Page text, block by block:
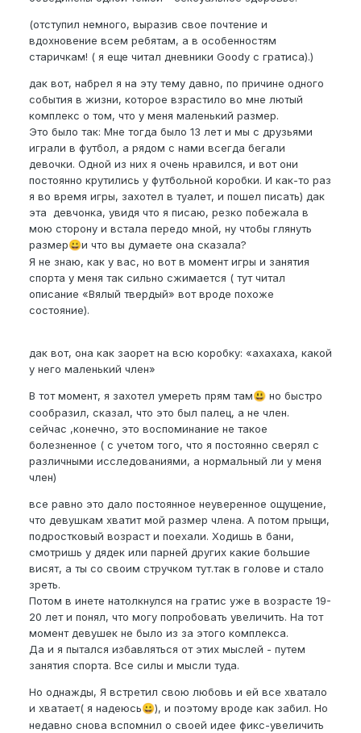
(отступил немного, выразив свое почтение и
вдохновение всем ребятам, а в особенностям
старичкам! ( я еще читал дневники Goody с гратиса).)
дак вот, набрел я на эту тему давно, по причине одного
события в жизни, которое взрастило во мне лютый
комплекс о том, что у меня маленький размер.
Это было так: Мне тогда было 13 лет и мы с друзьями
играли в футбол, а рядом с нами всегда бегали
девочки. Одной из них я очень нравился, и вот они
постоянно крутились у футбольной коробки. И как-то раз
я во время игры, захотел в туалет, и пошел писать) дак
эта девчонка, увидя что я писаю, резко побежала в
мою сторону и встала передо мной, ну чтобы глянуть
размер😀и что вы думаете она сказала?
Я не знаю, как у вас, но вот в момент игры и занятия
спорта у меня так сильно сжимается ( тут читал
описание «Вялый твердый» вот вроде похоже
состояние).
дак вот, она как заорет на всю коробку: «ахахаха, какой
у него маленький член»
В тот момент, я захотел умереть прям там😃 но быстро
сообразил, сказал, что это был палец, а не член.
сейчас ,конечно, это воспоминание не такое
болезненное ( с учетом того, что я постоянно сверял с
различными исследованиями, а нормальный ли у меня
член)
все равно это дало постоянное неуверенное ощущение,
что девушкам хватит мой размер члена. А потом прыщи,
подростковый возраст и поехали. Ходишь в бани,
смотришь у дядек или парней других какие большие
висят, а ты со своим стручком тут.так в голове и стало
зреть.
Потом в инете натолкнулся на гратис уже в возрасте 19-
20 лет и понял, что могу попробовать увеличить. На тот
момент девушек не было из за этого комплекса.
Да и я пытался избавляться от этих мыслей - путем
занятия спорта. Все силы и мысли туда.
Но однажды, Я встретил свою любовь и ей все хватало
и хватает( я надеюсь😀), и поэтому вроде как забил. Но
недавно снова вспомнил о своей идее фикс-увеличить